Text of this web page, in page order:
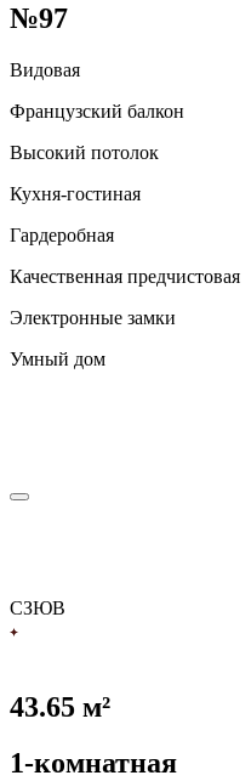
№97
Видовая
Французский балкон
Высокий потолок
Кухня-гостиная
Гардеробная
Качественная предчистовая
Электронные замки
Умный дом
СЗЮВ
43.65 м²
1-комнатная